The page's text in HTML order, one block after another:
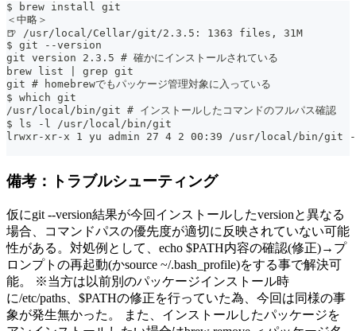
$ brew install git
＜中略＞
🍺 /usr/local/Cellar/git/2.3.5: 1363 files, 31M
$ git --version
git version 2.3.5 # 確かにインストールされている
brew list | grep git
git # homebrewでもパッケージ管理対象に入っている
$ which git
/usr/local/bin/git # インストールしたコマンドのフルパス確認
$ ls -l /usr/local/bin/git
lrwxr-xr-x 1 yu admin 27 4 2 00:39 /usr/local/bin/git ->
備考：トラブルシューティング
仮にgit --version結果が今回インストールしたversionと異なる
場合、コマンドパスの優先度が適切に反映されていない可能
性がある。対処例として、echo $PATH内容の確認(修正)→プ
ロンプトの再起動(かsource ~/.bash_profile)をする事で解決可
能。 ※当方は以前別のパッケージインストール時
に/etc/paths、$PATHの修正を行っていた為、今回は同様の事
象が発生無かった。 また、インストールしたパッケージを